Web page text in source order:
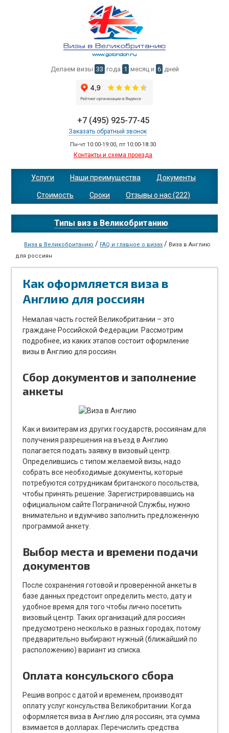
Делаем визы 33 года 1 месяц и 6 дней
+7 (495) 925-77-45
Заказать обратный звонок
Пн-чт 10:00-19:00, пт 10:00-18:30
Контакты и схема проезда
Услуги Наши преимущества Документы
Стоимость Сроки Отзывы о нас (222)
Типы виз в Великобританию
Виза в Великобританию / FAQ и главное о визах / Виза в Англию
для россиян
Как оформляется виза в
Англию для россиян
Немалая часть гостей Великобритании – это
граждане Российской Федерации. Рассмотрим
подробнее, из каких этапов состоит оформление
визы в Англию для россиян.
Сбор документов и заполнение
анкеты
Как и визитерам из других государств, россиянам для
получения разрешения на въезд в Англию
полагается подать заявку в визовый центр.
Определившись с типом желаемой визы, надо
собрать все необходимые документы, которые
потребуются сотрудникам британского посольства,
чтобы принять решение. Зарегистрировавшись на
официальном сайте Пограничной Службы, нужно
внимательно и вдумчиво заполнить предложенную
программой анкету.
Выбор места и времени подачи
документов
После сохранения готовой и проверенной анкеты в
базе данных предстоит определить место, дату и
удобное время для того чтобы лично посетить
визовый центр. Таких организаций для россиян
предусмотрено несколько в разных городах, потому
предварительно выбирают нужный (ближайший по
расположению) вариант из списка.
Оплата консульского сбора
Решив вопрос с датой и временем, производят
оплату услуг консульства Великобритании. Когда
оформляется виза в Англию для россиян, эта сумма
взимается в долларах. Перечислить средства